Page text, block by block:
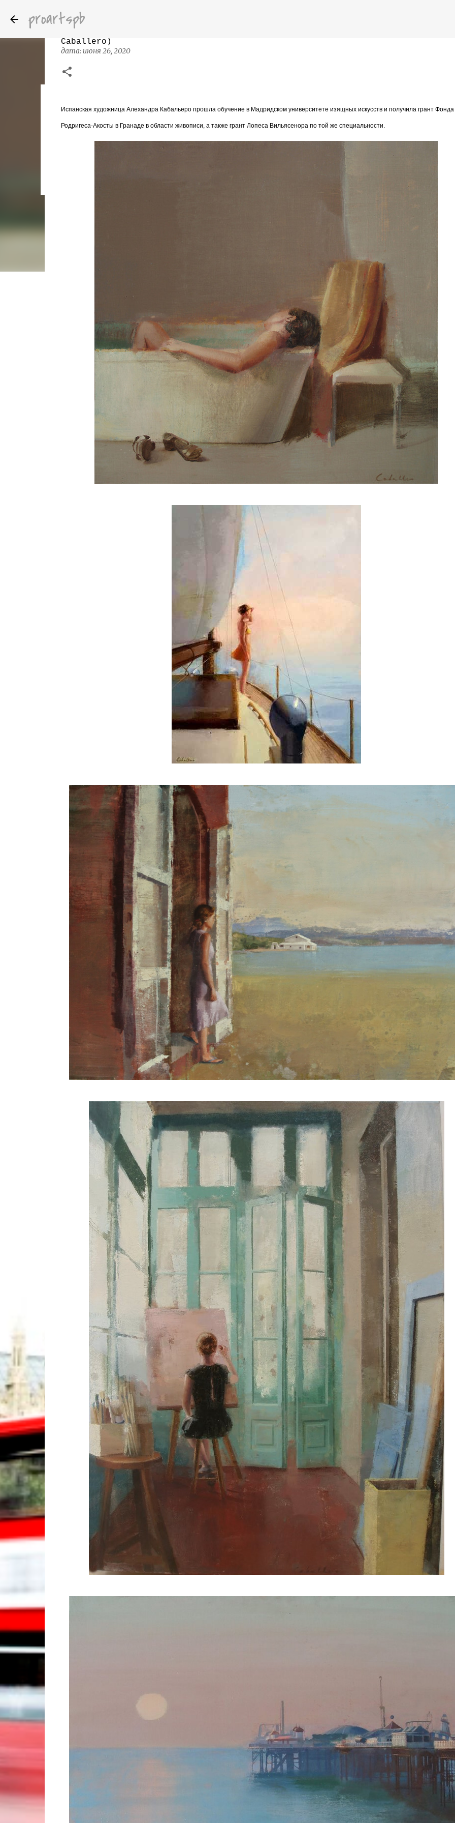
proartspb
Бумажные скульптуры канадского художника Келвина Николса (Calvin Nicholls)
дата:октября 14, 2022
8
Caballero)
дата: июня 26, 2020
Испанская художница Алехандра Кабальеро прошла обучение в Мадридском университете изящных искусств и получила грант Фонда
Родригеса-Акосты в Гранаде в области живописи, а также грант Лопеса Вильясенора по той же специальности.